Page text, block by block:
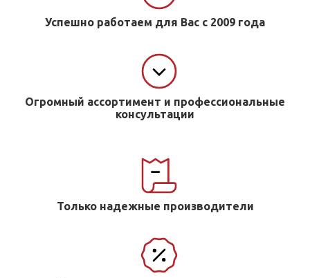
Успешно работаем для Вас с 2009 года
Огромный ассортимент и профессиональные
консультации
Только надежные производители